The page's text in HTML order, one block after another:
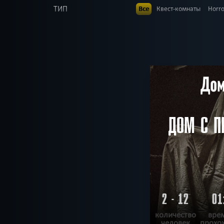
ТИП Все Квест-комнаты
Ролевые
Для
ДОМ С
2 - 12
количество